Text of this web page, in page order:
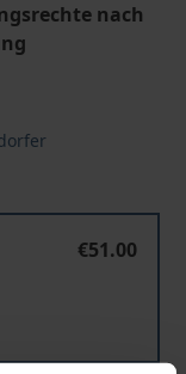
nach
€51.00